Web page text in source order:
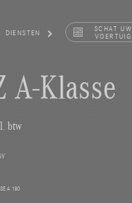
DIENSTEN SCHAT UW
VOERTUIG
A-Klasse
btw
A 180